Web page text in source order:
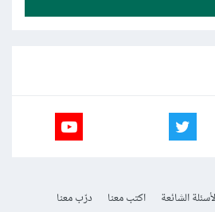
الشائعة اكتب معنا
درّب معنا